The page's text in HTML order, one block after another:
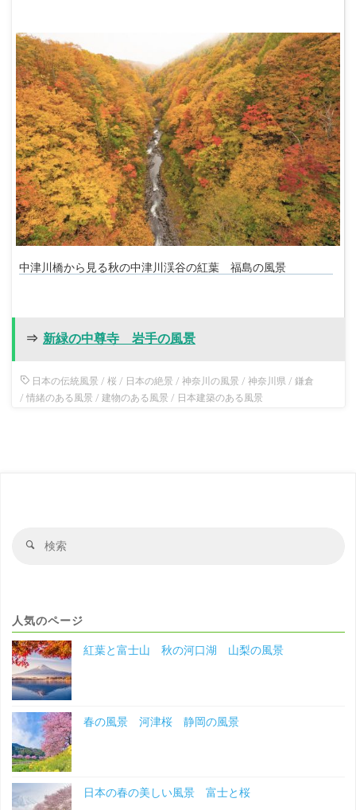
中津川橋から見る秋の中津川渓谷の紅葉 福島の風景
⇒ 新緑の中尊寺 岩手の風景
日本の伝統風景 / 桜 / 日本の絶景 / 神奈川の風景 / 神奈川県/ 鎌倉
/ 情緒のある風景 / 建物のある風景 / 日本建築のある風景
検
人気のページ
紅葉と富士山 秋の河口湖 山梨の風景
春の風景 河津桜 静岡の風景
日本の春の美しい風景 富士と桜